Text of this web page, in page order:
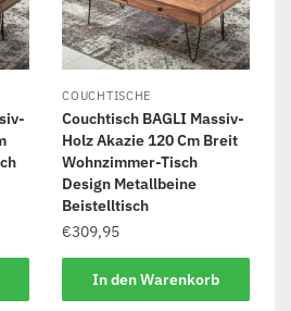
COUCHTISCHE
Couchtisch BAGLI Massiv-
Holz Akazie 120 Cm Breit
Wohnzimmer-Tisch
Design Metallbeine
Beistelltisch
€309,95
In den Warenkorb